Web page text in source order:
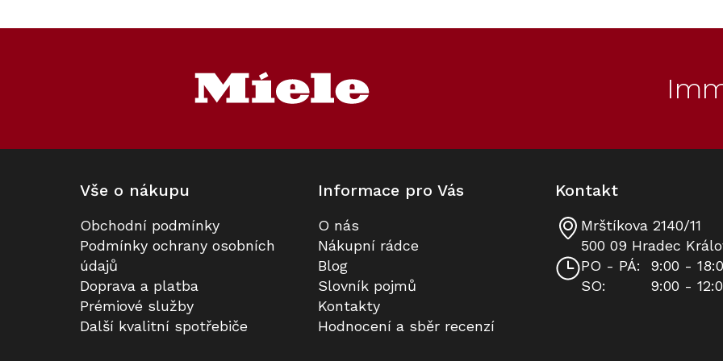
Vestavný nahřívač nádobí MIELE
ESW 7010 Gourmet Obsidian
černá
Skladem
27 891 Kč
Vestavný nahřívač nádobí MIELE
ESW 7010 Gourmet Grafitově
šedá
Na dotaz
27 891 Kč
Prodloužená záruka na 5 let
K dispozici
3 990 Kč
Prodloužená záruka na 10 let
K dispozici
8 490 Kč
Vše o nákupu
Obchodní podmínky
Podmínky ochrany osobních
údajů
Doprava a platba
Prémiové služby
Další kvalitní spotřebiče
Informace pro Vás
O nás
Nákupní rádce
Blog
Slovník pojmů
Kontakty
Hodnocení a sběr recenzí
Kontakt
Mrštíkova 2140/11
500 09 Hradec
PO - PÁ:
9:00 -
SO:
9:00 -